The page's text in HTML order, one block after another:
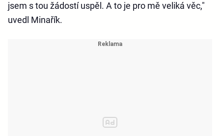
jsem s tou žádostí uspěl. A to je pro mě veliká věc,"
uvedl Minařík.